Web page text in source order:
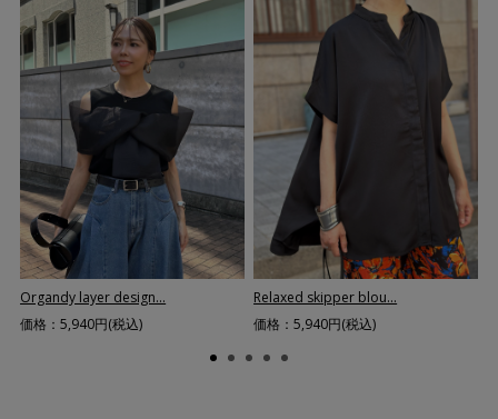
Organdy layer design...
価格：5,940円(税込)
Relaxed skipper blou...
価格：5,940円(税込)